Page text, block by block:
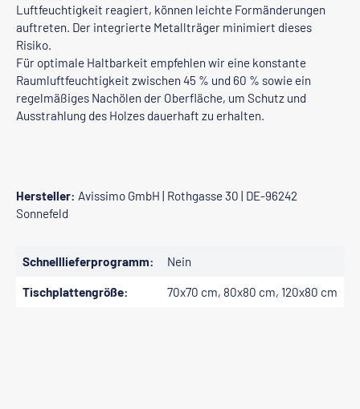
Luftfeuchtigkeit reagiert, können leichte Formänderungen
auftreten. Der integrierte Metallträger minimiert dieses
Risiko.
Für optimale Haltbarkeit empfehlen wir eine konstante
Raumluftfeuchtigkeit zwischen 45 % und 60 % sowie ein
regelmäßiges Nachölen der Oberfläche, um Schutz und
Ausstrahlung des Holzes dauerhaft zu erhalten.
Hersteller: Avissimo GmbH | Rothgasse 30 | DE-96242
Sonnefeld
Schnelllieferprogramm: Nein
Tischplattengröße: 70x70 cm, 80x80 cm, 120x80 cm